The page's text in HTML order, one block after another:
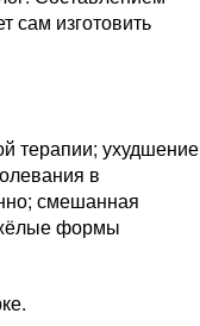
сам изготовить
терапии; ухудшение
в
смешанная
формы